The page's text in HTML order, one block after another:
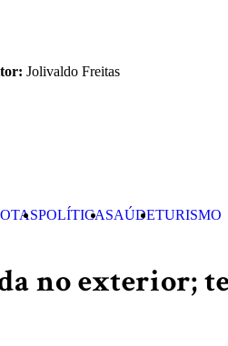
Jolivaldo Freitas
POLÍTICASAÚDETURISMO
no exterior;